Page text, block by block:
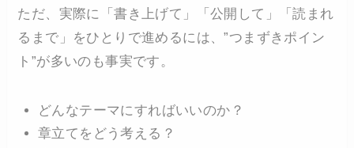
ただ、実際に「書き上げて」「公開して」「読まれ
るまで」をひとりで進めるには、”つまずきポイン
ト”が多いのも事実です。
どんなテーマにすればいいのか？
章立てをどう考える？